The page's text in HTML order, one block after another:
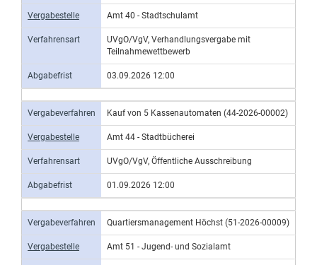
Vergabestelle Amt 40 - Stadtschulamt
Verfahrensart
UVgO/VgV, Verhandlungsvergabe mit
Teilnahmewettbewerb
Abgabefrist 03.09.2026 12:00
Vergabeverfahren Kauf von 5 Kassenautomaten (44-2026-00002)
Vergabestelle Amt 44 - Stadtbücherei
Verfahrensart UVgO/VgV, Öffentliche Ausschreibung
Abgabefrist 01.09.2026 12:00
Vergabeverfahren Quartiersmanagement Höchst (51-2026-00009)
Vergabestelle Amt 51 - Jugend- und Sozialamt